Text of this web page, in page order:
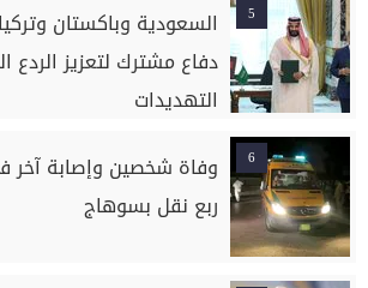
5
السعودية وباكستان
دفاع مشترك لتعزيز
التهديدات
6
وفاة شخصين وإصابة آخر
ربع نقل بسوهاج